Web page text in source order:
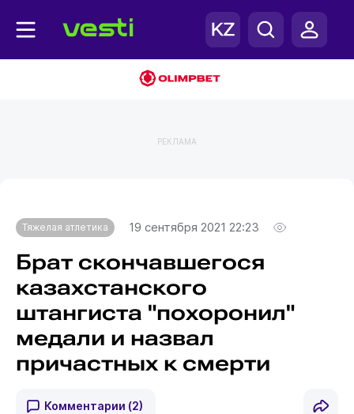
РЕКЛАМА
Тяжелая атлетика 19 сентября 2021 22:23
Брат скончавшегося
казахстанского
штангиста "похоронил"
медали и назвал
причастных к смерти
Комментарии (2)